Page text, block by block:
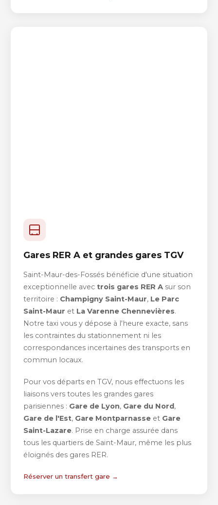
Gares RER A et grandes gares TGV
Saint-Maur-des-Fossés bénéficie d'une situation
exceptionnelle avec trois gares RER A sur son
territoire : Champigny Saint-Maur, Le Parc
Saint-Maur et La Varenne Chennevières.
Notre taxi vous y dépose à l'heure exacte, sans
les contraintes du stationnement ni les
correspondances incertaines des transports en
commun locaux.
Pour vos départs en TGV, nous effectuons les
liaisons vers toutes les grandes gares
parisiennes : Gare de Lyon, Gare du Nord,
Gare de l'Est, Gare Montparnasse et Gare
Saint-Lazare. Prise en charge assurée dans
tous les quartiers de Saint-Maur, même les plus
éloignés des gares RER.
Réserver un transfert gare →